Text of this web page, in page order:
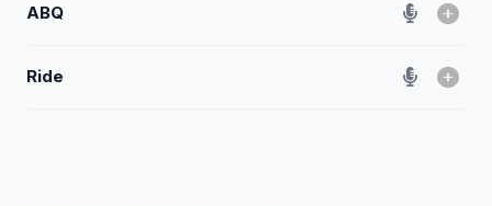
ABQ
Ride